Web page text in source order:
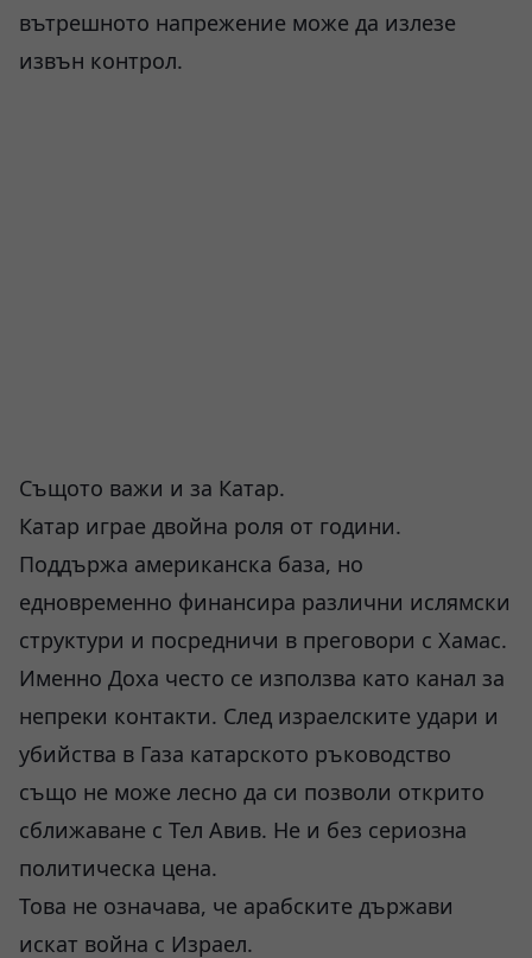
вътрешното напрежение може да излезе
извън контрол.
Същото важи и за Катар.
Катар играе двойна роля от години.
Поддържа американска база, но
едновременно финансира различни ислямски
структури и посредничи в преговори с Хамас.
Именно Доха често се използва като канал за
непреки контакти. След израелските удари и
убийства в Газа катарското ръководство
също не може лесно да си позволи открито
сближаване с Тел Авив. Не и без сериозна
политическа цена.
Това не означава, че арабските държави
искат война с Израел.